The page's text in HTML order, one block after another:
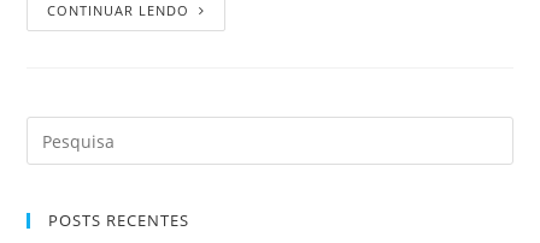
CONTINUAR LENDO
POSTS RECENTES